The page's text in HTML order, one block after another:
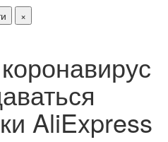
×
AliExpress